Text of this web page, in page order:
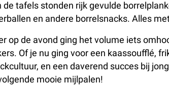
de tafels stonden rijk gevulde
en andere borrelsnacks. Alles
op de avond ging het volume iets
Of je nu ging voor een kaassoufflé,
en een daverend succes bij
mooie mijlpalen!